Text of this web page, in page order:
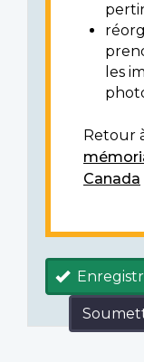
les
Retour
Canada